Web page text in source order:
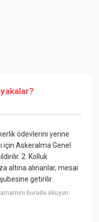
ödevlerini yerine
için Askeralma Genel
2. Kolluk
altına alınanlar, mesai
getirilir.
burada okuyun: